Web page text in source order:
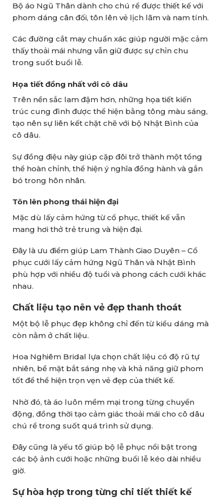
Bộ áo Ngũ Thân dành cho chú rể được thiết kế với
phom dáng cân đối, tôn lên vẻ lịch lãm và nam tính.
Các đường cắt may chuẩn xác giúp người mặc cảm
thấy thoải mái nhưng vẫn giữ được sự chỉn chu
trong suốt buổi lễ.
Họa tiết đồng nhất với cô dâu
Trên nền sắc lam đậm hơn, những họa tiết kiến
trúc cung đình được thể hiện bằng tông màu sáng,
tạo nên sự liên kết chặt chẽ với bộ Nhật Bình của
cô dâu.
Sự đồng điệu này giúp cặp đôi trở thành một tổng
thể hoàn chỉnh, thể hiện ý nghĩa đồng hành và gắn
bó trong hôn nhân.
Tôn lên phong thái hiện đại
Mặc dù lấy cảm hứng từ cổ phục, thiết kế vẫn
mang hơi thở trẻ trung và hiện đại.
Đây là ưu điểm giúp Lam Thành Giao Duyên – Cổ
phục cưới lấy cảm hứng Ngũ Thân và Nhật Bình
phù hợp với nhiều độ tuổi và phong cách cưới khác
nhau.
Chất liệu tạo nên vẻ đẹp thanh thoát
Một bộ lễ phục đẹp không chỉ đến từ kiểu dáng mà
còn nằm ở chất liệu.
Hoa Nghiêm Bridal lựa chọn chất liệu có độ rũ tự
nhiên, bề mặt bắt sáng nhẹ và khả năng giữ phom
tốt để thể hiện trọn vẹn vẻ đẹp của thiết kế.
Nhờ đó, tà áo luôn mềm mại trong từng chuyển
động, đồng thời tạo cảm giác thoải mái cho cô dâu
chú rể trong suốt quá trình sử dụng.
Đây cũng là yếu tố giúp bộ lễ phục nổi bật trong
các bộ ảnh cưới hoặc những buổi lễ kéo dài nhiều
giờ.
Sự hòa hợp trong từng chi tiết thiết kế